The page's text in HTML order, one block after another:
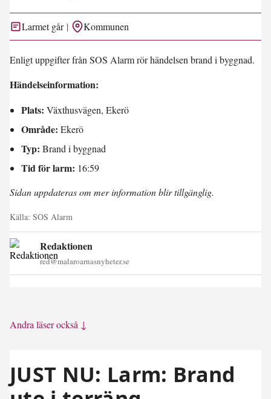
Larmet går Kommunen
Enligt uppgifter från SOS Alarm rör händelsen brand i byggnad.
Händelseinformation:
Plats: Växthusvägen, Ekerö
Område: Ekerö
Typ: Brand i byggnad
Tid för larm: 16:59
Sidan uppdateras om mer information blir tillgänglig.
Källa: SOS Alarm
Redaktionen
red@malaroarnasnyheter.se
Andra läser också ↓
JUST NU: Larm: Brand